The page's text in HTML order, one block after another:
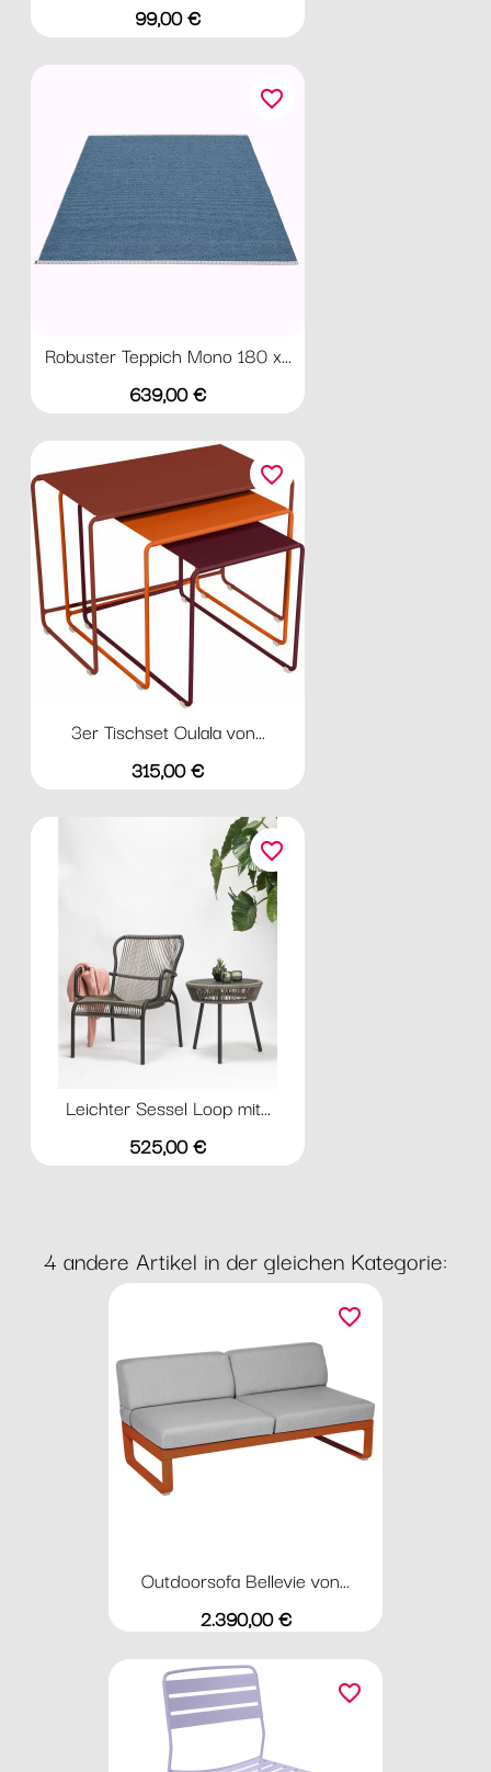
Preis
99,00 €
Robuster Teppich Mono 180 x...
Preis
639,00 €
favorite_border
3er Tischset Oulala von...
Preis
315,00 €
favorite_border
Leichter Sessel Loop mit...
Preis
525,00 €
favorite_border
4 andere Artikel in der gleichen Kategorie:
Outdoorsofa Bellevie von...
Preis
2.390,00 €
favorite_border
favorite_border